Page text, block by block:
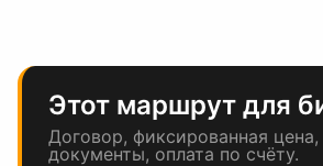
Этот маршрут для
Договор, фиксированная
документы, оплата по счёту.